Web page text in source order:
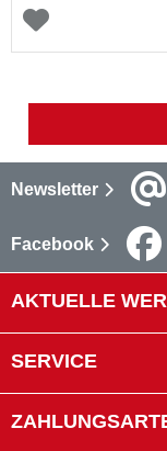
Newsletter
Facebook
AKTUELLE
SERVICE